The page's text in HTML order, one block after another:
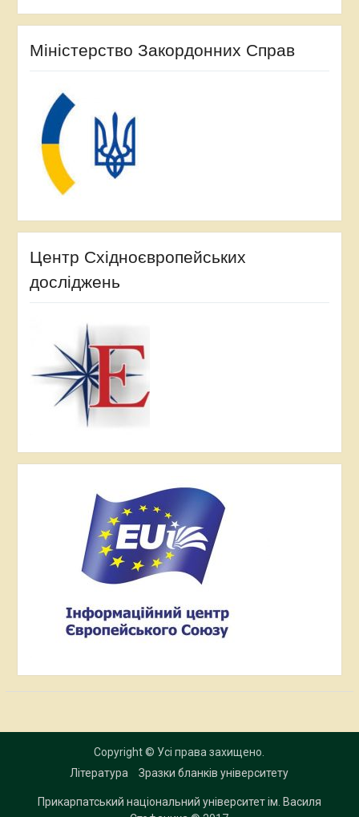
Міністерство Закордонних Справ
Центр Східноєвропейських
досліджень
Copyright © Усі права захищено.
Література
Зразки бланків університету
Прикарпатський національний університет ім. Василя